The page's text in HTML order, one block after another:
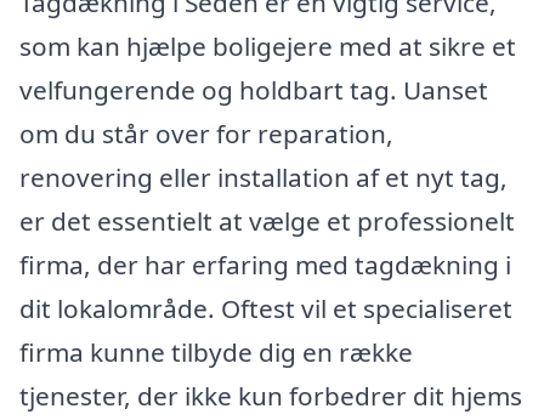
som kan hjælpe boligejere med at sikre et
velfungerende og holdbart tag. Uanset
om du står over for reparation,
renovering eller installation af et nyt tag,
er det essentielt at vælge et professionelt
firma, der har erfaring med tagdækning i
dit lokalområde. Oftest vil et specialiseret
firma kunne tilbyde dig en række
tjenester, der ikke kun forbedrer dit hjems